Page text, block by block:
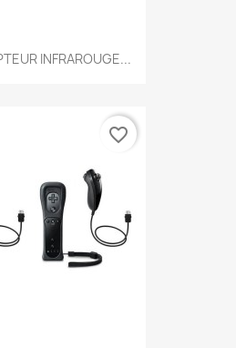
INFRAROUGE...
favorite_border